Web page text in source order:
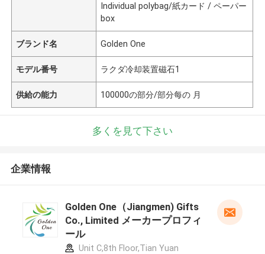
Individual polybag/紙カード / ペーパー
box
ブランド名 Golden One
モデル番号 ラクダ冷却装置磁石1
供給の能力 100000の部分/部分每の 月
多くを見て下さい
企業情報
Golden One（Jiangmen) Gifts
Co., Limited メーカープロフィ
ール
Unit C,8th Floor,Tian Yuan